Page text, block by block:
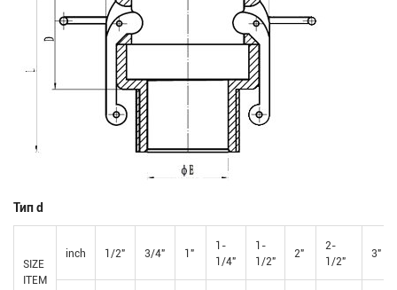
Тип d
SIZE
ITEM
inch 1/2" 3/4" 1"
1-
1/4"
1-
1/2"
2"
2-
1/2"
3"